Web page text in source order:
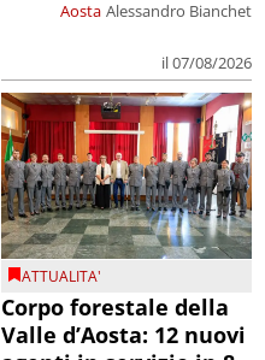
Aosta Alessandro Bianchet
il 07/08/2026
ATTUALITA'
Corpo forestale della
Valle d’Aosta: 12 nuovi